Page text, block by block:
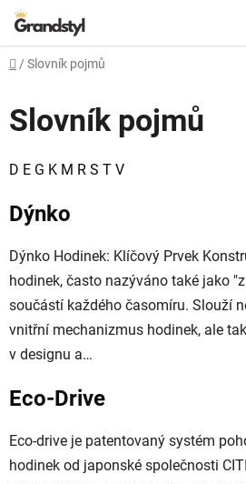
Přejít na obsah
Domů
/ Slovník pojmů
Slovník pojmů
D E G K M R S T V
Výpis slovníkových
Dýnko
Dýnko Hodinek: Klíčový Prvek
hodinek, často nazýváno také jako
součástí každého časomíru. Slouží
vnitřní mechanizmus hodinek, ale
v designu a…
Eco-Drive
Eco-drive je patentovaný systém
hodinek od japonské společnosti